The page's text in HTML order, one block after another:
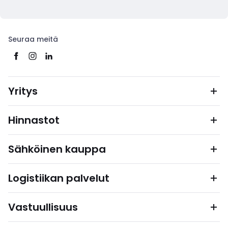
Seuraa meitä
Yritys
Hinnastot
Sähköinen kauppa
Logistiikan palvelut
Vastuullisuus